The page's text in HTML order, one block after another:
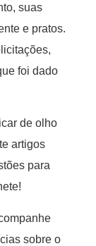
suas
e pratos.
foi dado
de olho
artigos
para
sobre o